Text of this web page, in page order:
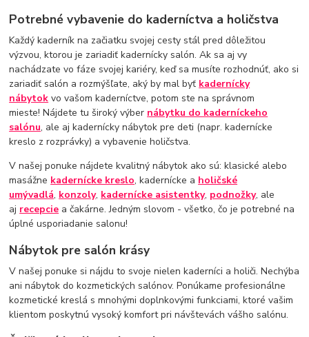
Potrebné vybavenie do kaderníctva a holičstva
Každý kaderník na začiatku svojej cesty stál pred dôležitou
výzvou, ktorou je zariadiť kadernícky salón. Ak sa aj vy
nachádzate vo fáze svojej kariéry, keď sa musíte rozhodnúť, ako si
zariadiť salón a rozmýšľate, aký by mal byť kadernícky
nábytok vo vašom kaderníctve, potom ste na správnom
mieste! Nájdete tu široký výber nábytku do kaderníckeho
salónu, ale aj kadernícky nábytok pre deti (napr. kadernícke
kreslo z rozprávky) a vybavenie holičstva.
V našej ponuke nájdete kvalitný nábytok ako sú: klasické alebo
masážne kadernícke kreslo, kadernícke a holičské
umývadlá, konzoly, kadernícke asistentky, podnožky, ale
aj recepcie a čakárne. Jedným slovom - všetko, čo je potrebné na
úplné usporiadanie salonu!
Nábytok pre salón krásy
V našej ponuke si nájdu to svoje nielen kaderníci a holiči. Nechýba
ani nábytok do kozmetických salónov. Ponúkame profesionálne
kozmetické kreslá s mnohými doplnkovými funkciami, ktoré vašim
klientom poskytnú vysoký komfort pri návštevách vášho salónu.